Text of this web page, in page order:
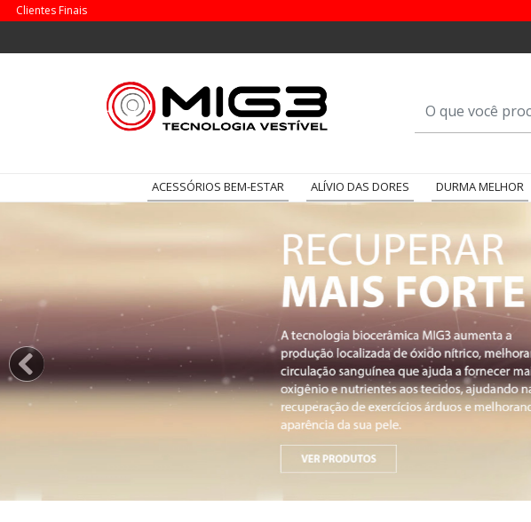
Clientes Finais
ACESSÓRIOS BEM-ESTAR ALÍVIO DAS DORES DURMA MELHOR